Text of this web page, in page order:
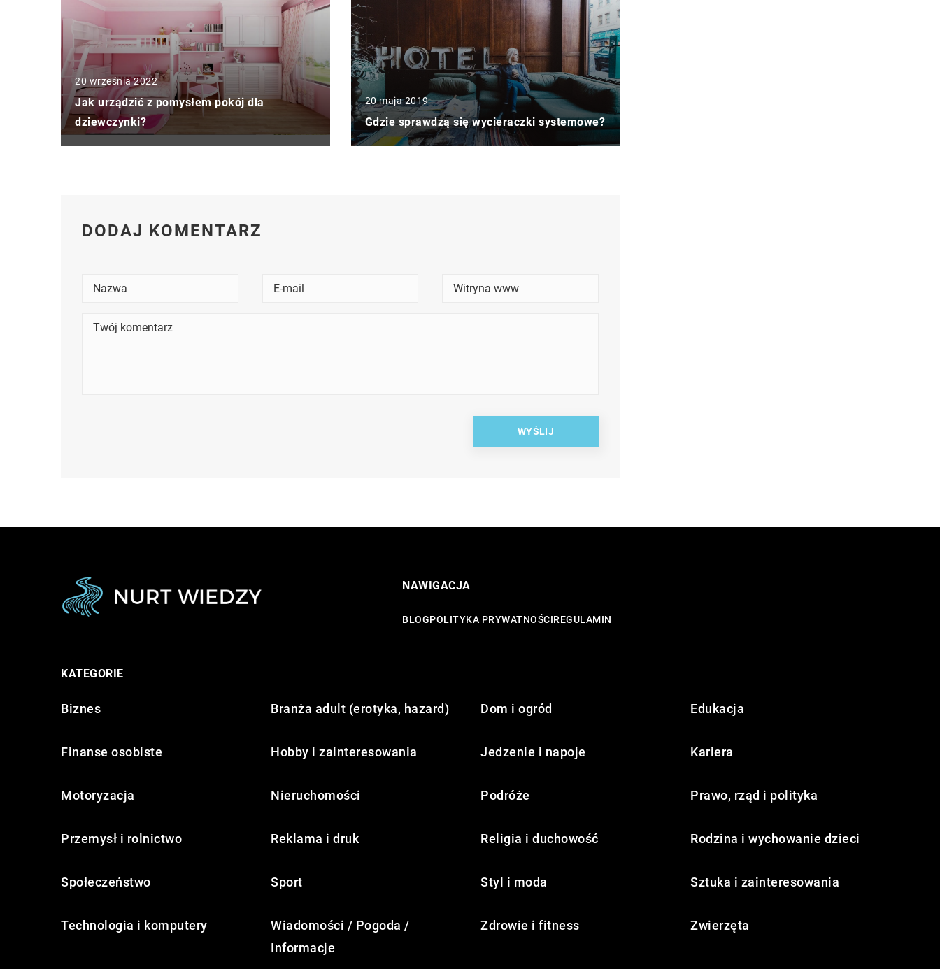
20 września 2022
Jak urządzić z pomysłem pokój dla
dziewczynki?
20 maja 2019
Gdzie sprawdzą się wycieraczki systemowe?
DODAJ KOMENTARZ
NAWIGACJA
BLOGPOLITYKA PRYWATNOŚCIREGULAMIN
KATEGORIE
Biznes Branża adult (erotyka, hazard) Dom i ogród Edukacja
Finanse osobiste Hobby i zainteresowania Jedzenie i napoje Kariera
Motoryzacja Nieruchomości Podróże Prawo, rząd i polityka
Przemysł i rolnictwo Reklama i druk Religia i duchowość Rodzina i wychowanie dzieci
Społeczeństwo Sport Styl i moda Sztuka i zainteresowania
Technologia i komputery
Wiadomości / Pogoda /
Informacje
Zdrowie i fitness Zwierzęta